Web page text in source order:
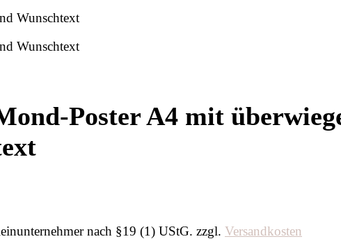
Poster A4 mit
nach §19 (1) UStG. zzgl. Versandkosten